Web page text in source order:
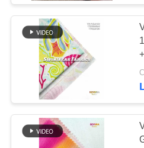
CÁC
TRƯỜNG
ĐỒ
TRANG
Sinh thái